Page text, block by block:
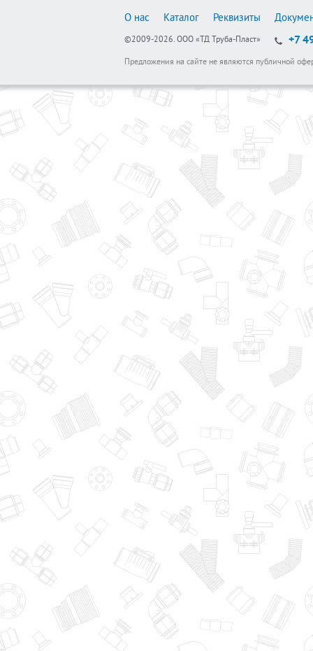
О нас Каталог Реквизиты
©2009-2026. ООО «ТД Труба-Пласт» +7
Предложения на сайте не являются публичной